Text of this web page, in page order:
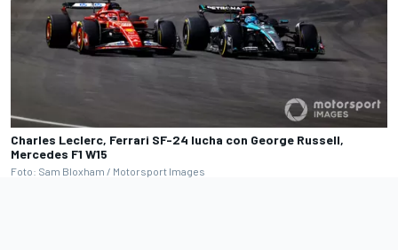
Charles Leclerc, Ferrari SF-24 lucha con George Russell,
Mercedes F1 W15
Foto: Sam Bloxham / Motorsport Images